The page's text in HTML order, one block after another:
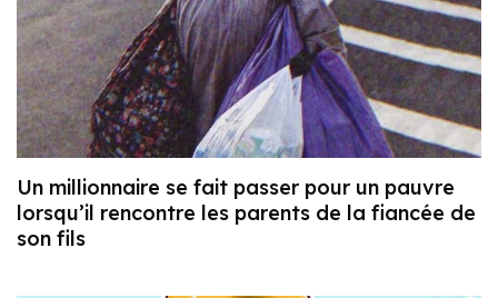
Un millionnaire se fait passer pour un pauvre
lorsqu’il rencontre les parents de la fiancée de
son fils